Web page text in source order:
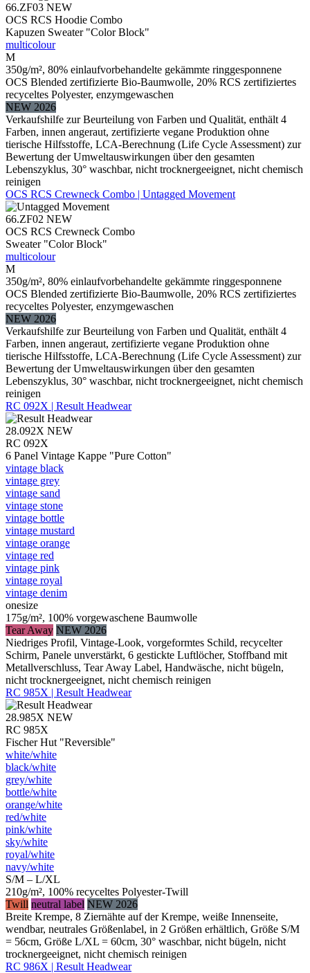
66.ZF03 NEW
OCS RCS Hoodie Combo
Kapuzen Sweater "Color Block"
multicolour
M
350g/m², 80% einlaufvorbehandelte gekämmte ringgesponnene
OCS Blended zertifizierte Bio-Baumwolle, 20% RCS zertifiziertes
recyceltes Polyester, enzymgewaschen
NEW 2026
Verkaufshilfe zur Beurteilung von Farben und Qualität, enthält 4
Farben, innen angeraut, zertifizierte vegane Produktion ohne
tierische Hilfsstoffe, LCA-Berechnung (Life Cycle Assessment) zur
Bewertung der Umweltauswirkungen über den gesamten
Lebenszyklus, 30° waschbar, nicht trocknergeeignet, nicht chemisch
reinigen
OCS RCS Crewneck Combo | Untagged Movement
66.ZF02 NEW
OCS RCS Crewneck Combo
Sweater "Color Block"
multicolour
M
350g/m², 80% einlaufvorbehandelte gekämmte ringgesponnene
OCS Blended zertifizierte Bio-Baumwolle, 20% RCS zertifiziertes
recyceltes Polyester, enzymgewaschen
NEW 2026
Verkaufshilfe zur Beurteilung von Farben und Qualität, enthält 4
Farben, innen angeraut, zertifizierte vegane Produktion ohne
tierische Hilfsstoffe, LCA-Berechnung (Life Cycle Assessment) zur
Bewertung der Umweltauswirkungen über den gesamten
Lebenszyklus, 30° waschbar, nicht trocknergeeignet, nicht chemisch
reinigen
RC 092X | Result Headwear
28.092X NEW
RC 092X
6 Panel Vintage Kappe "Pure Cotton"
vintage black
vintage grey
vintage sand
vintage stone
vintage bottle
vintage mustard
vintage orange
vintage red
vintage pink
vintage royal
vintage denim
onesize
175g/m², 100% vorgewaschene Baumwolle
Tear Away NEW 2026
Niedriges Profil, Vintage-Look, vorgeformtes Schild, recycelter
Schirm, Panele unverstärkt, 6 gestickte Luftlöcher, Stoffband mit
Metallverschluss, Tear Away Label, Handwäsche, nicht bügeln,
nicht trocknergeeignet, nicht chemisch reinigen
RC 985X | Result Headwear
28.985X NEW
RC 985X
Fischer Hut "Reversible"
white/​white
black/​white
grey/​white
bottle/​white
orange/​white
red/​white
pink/​white
sky/​white
royal/​white
navy/​white
S/M – L/XL
210g/m², 100% recyceltes Polyester-Twill
Twill neutral label NEW 2026
Breite Krempe, 8 Ziernähte auf der Krempe, weiße Innenseite,
wendbar, neutrales Größenlabel, in 2 Größen erhältlich, Größe S/M
= 56cm, Größe L/XL = 60cm, 30° waschbar, nicht bügeln, nicht
trocknergeeignet, nicht chemisch reinigen
RC 986X | Result Headwear